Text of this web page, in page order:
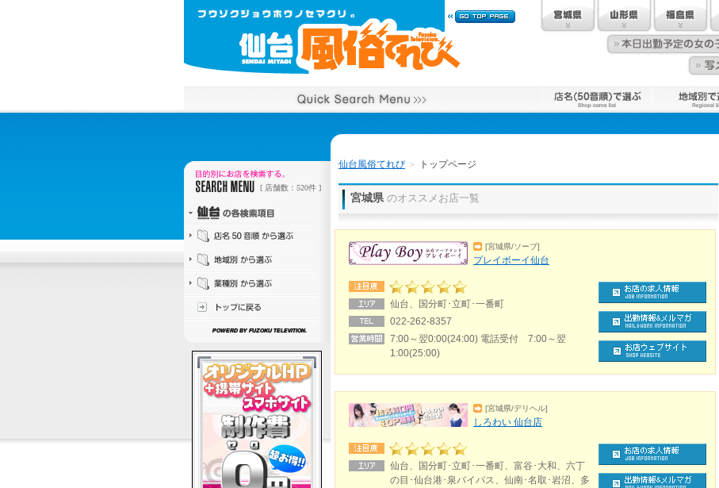
仙台風俗てれび ＞ トップページ
宮城県 のオススメお店一覧
[宮城県/ソープ]
プレイボーイ仙台
仙台、国分町･立町･一番町
022-262-8357
7:00～翌0:00(24:00) 電話受付 7:00～翌
1:00(25:00)
[宮城県/デリヘル]
しろわい 仙台店
仙台、国分町･立町･一番町、富谷･大和、六丁
の目･仙台港･泉バイパス、仙南･名取･岩沼、多
[ 店舗数：520件 ]